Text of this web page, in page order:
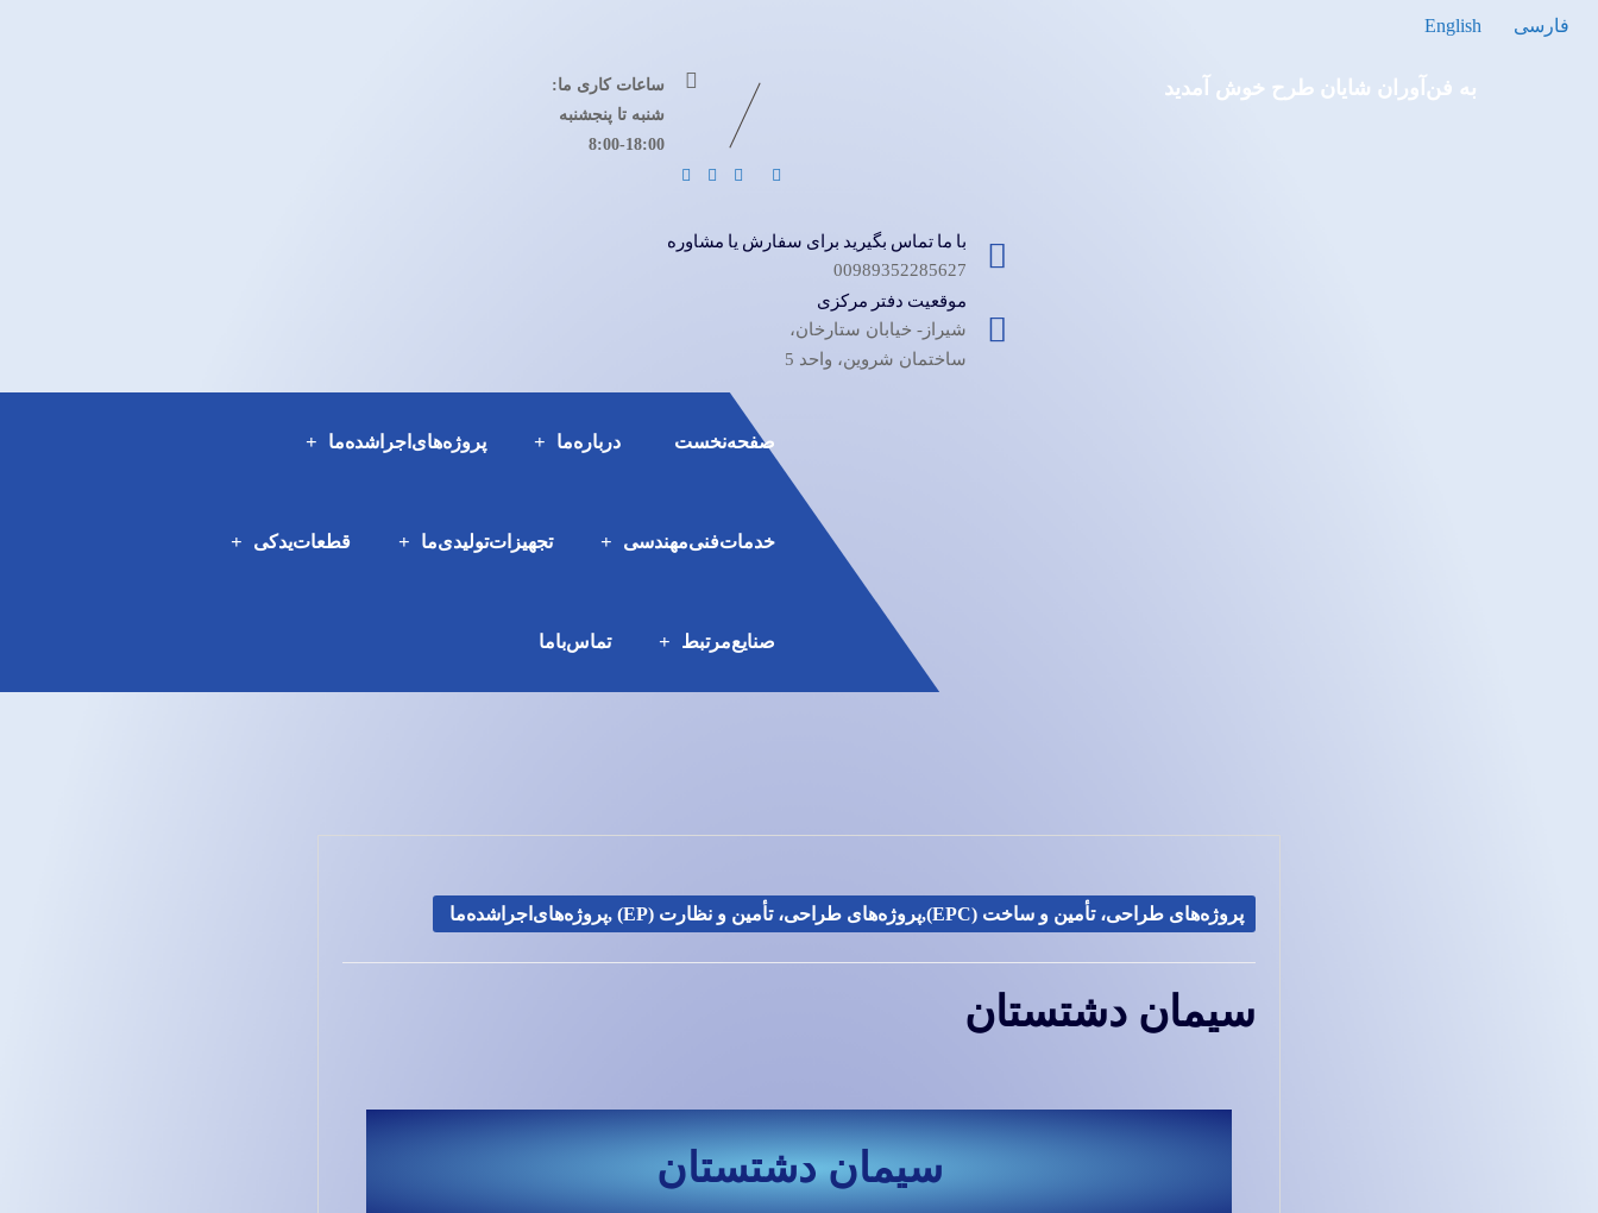
فارسی English
به فن‌آوران شایان‌ طرح خوش آمدید
ساعات کاری ما:
شنبه تا پنجشنبه
8:00-18:00
با ما تماس بگیرید برای سفارش یا مشاوره
00989352285627
موقعیت دفتر مرکزی
شیراز- خیابان ستارخان،
ساختمان شروین، واحد 5
صفحه‌نخست درباره‌ما پروژه‌های‌اجراشده‌ما
خدمات‌فنی‌مهندسی تجهیزات‌تولیدی‌ما قطعات‌یدکی
صنایع‌مرتبط تماس‌با‌ما
پروژه‌های طراحی، تأمین و ساخت (EPC) ,پروژه‌های طراحی، تأمین و نظارت (EP) ,پروژه‌های‌اجراشده‌ما
سیمان دشتستان
سیمان دشتستان